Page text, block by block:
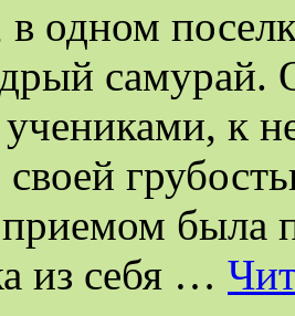
одном
самурай.
к
была
из себя …